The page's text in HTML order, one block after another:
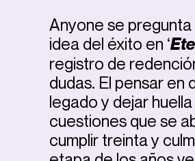
Anyone se
idea del éxito en ‘
registro de
dudas. El pensar en
legado y dejar
cuestiones que se
cumplir treinta y